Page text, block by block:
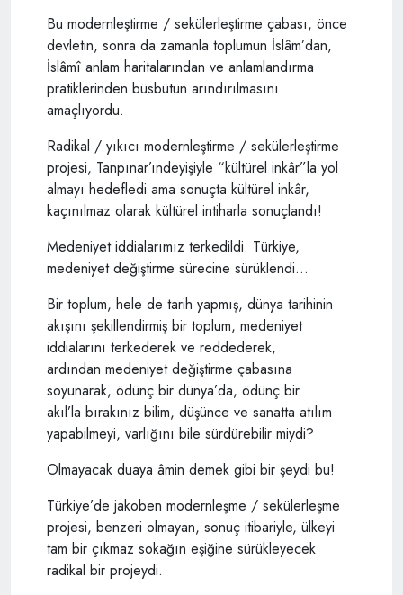
Bu modernleştirme / sekülerleştirme çabası, önce
devletin, sonra da zamanla toplumun İslâm’dan,
İslâmî anlam haritalarından ve anlamlandırma
pratiklerinden büsbütün arındırılmasını
amaçlıyordu.
Radikal / yıkıcı modernleştirme / sekülerleştirme
projesi, Tanpınar’ındeyişiyle “kültürel inkâr”la yol
almayı hedefledi ama sonuçta kültürel inkâr,
kaçınılmaz olarak kültürel intiharla sonuçlandı!
Medeniyet iddialarımız terkedildi. Türkiye,
medeniyet değiştirme sürecine sürüklendi…
Bir toplum, hele de tarih yapmış, dünya tarihinin
akışını şekillendirmiş bir toplum, medeniyet
iddialarını terkederek ve reddederek,
ardından medeniyet değiştirme çabasına
soyunarak, ödünç bir dünya’da, ödünç bir
akıl’la bırakınız bilim, düşünce ve sanatta atılım
yapabilmeyi, varlığını bile sürdürebilir miydi?
Olmayacak duaya âmin demek gibi bir şeydi bu!
Türkiye’de jakoben modernleşme / sekülerleşme
projesi, benzeri olmayan, sonuç itibariyle, ülkeyi
tam bir çıkmaz sokağın eşiğine sürükleyecek
radikal bir projeydi.